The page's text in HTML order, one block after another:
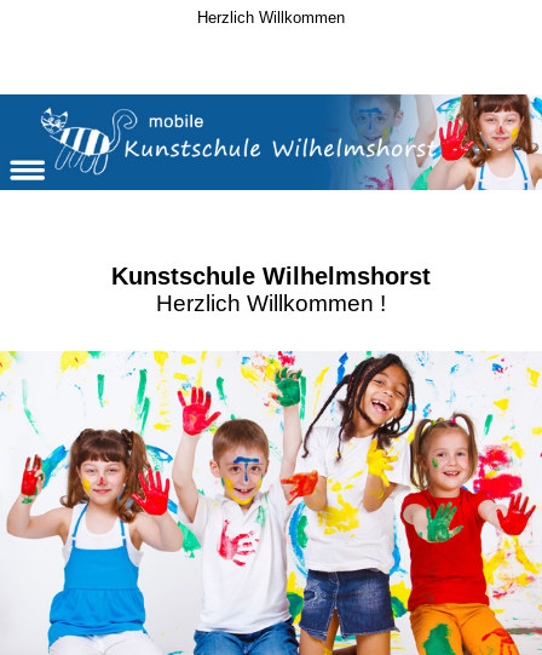
Herzlich Willkommen
Kunstschule Wilhelmshorst
Herzlich Willkommen !